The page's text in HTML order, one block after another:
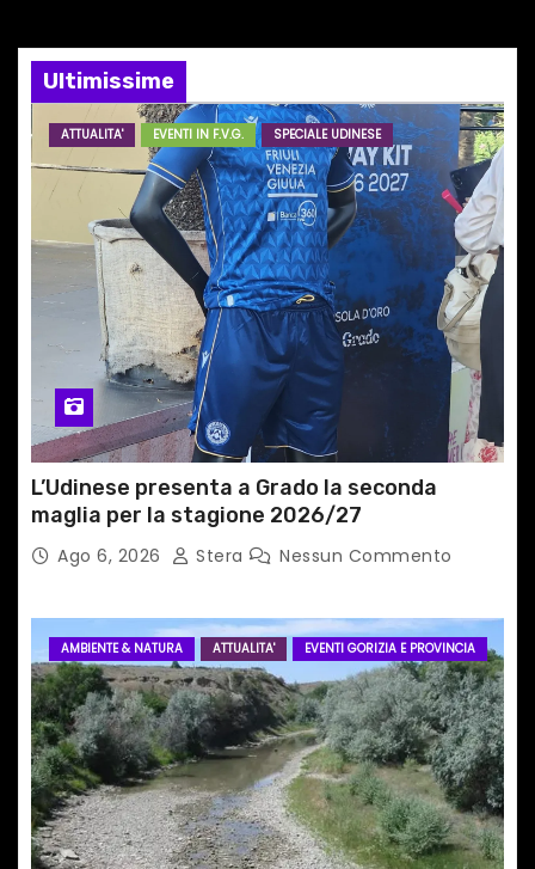
e
a
r
i
c
l
i
Ultimissime
ATTUALITA' EVENTI IN F.V.G. SPECIALE UDINESE
L’Udinese presenta a Grado la seconda
maglia per la stagione 2026/27
Ago 6, 2026 Stera Nessun Commento
AMBIENTE & NATURA ATTUALITA' EVENTI GORIZIA E PROVINCIA